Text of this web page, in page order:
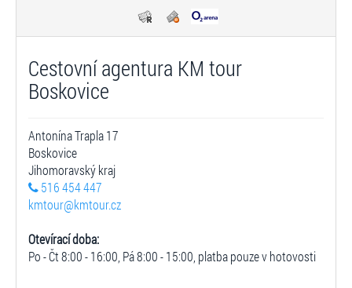
Cestovní agentura KM tour
Boskovice
Antonína Trapla 17
Boskovice
Jihomoravský kraj
516 454 447
kmtour@kmtour.cz
Otevírací doba:
Po - Čt 8:00 - 16:00, Pá 8:00 - 15:00, platba pouze v hotovosti